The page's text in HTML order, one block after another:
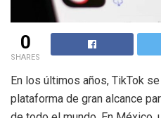
0
SHARES
En los últimos años, TikTok
plataforma de gran alcance